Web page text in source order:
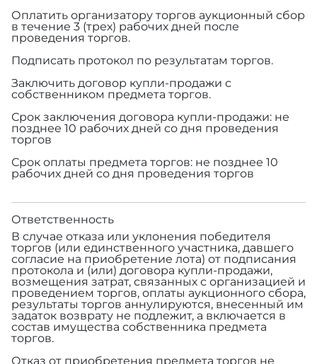
Оплатить организатору торгов аукционный сбор
в течение 3 (трех) рабочих дней после
проведения торгов.
Подписать протокол по результатам торгов.
Заключить договор купли-продажи с
собственником предмета торгов.
Срок заключения договора купли-продажи: не
позднее 10 рабочих дней со дня проведения
торгов
Срок оплаты предмета торгов: не позднее 10
рабочих дней со дня проведения торгов
Ответственность
В случае отказа или уклонения победителя
торгов (или единственного участника, давшего
согласие на приобретение лота) от подписания
протокола и (или) договора купли-продажи,
возмещения затрат, связанных с организацией и
проведением торгов, оплаты аукционного сбора,
результаты торгов аннулируются, внесенный им
задаток возврату не подлежит, а включается в
состав имущества собственника предмета
торгов.
Отказ от приобретения предмета торгов не